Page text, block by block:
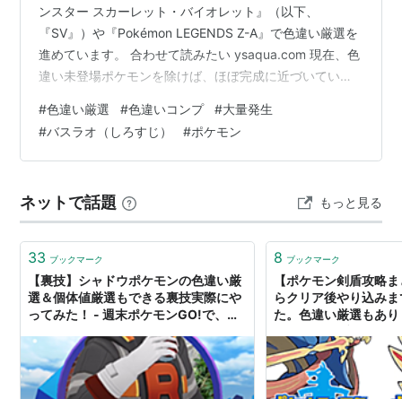
ンスター スカーレット・バイオレット』（以下、
『SV』）や『Pokémon LEGENDS Z-A』で色違い厳選を
進めています。 合わせて読みたい ysaqua.com 現在、色
違い未登場ポケモンを除けば、ほぼ完成に近づいている
の3つです。 その中でも、まずは2027年発売予定の『ウ
インド・ウェーブ』までに「パルデア図鑑」の色違いを
集め切ることを目標に、この1週間は他の趣味を控えめに
は、ずっと後回しにしていたチャデスと、その進化形…
#色違い厳選 #色違いコンプ #大量発生
#バスラオ（しろすじ） #ポケモン
ネットで話題 もっと見る
33 ブックマーク
【裏技】シャドウポケモンの色違い厳
選＆個体値厳選もできる裏技実際にや
ってみた！ - 週末ポケモンGO!で、な
8 ブックマーク
【ポケモン剣盾攻略
らクリア後やり込み
た。色違い厳選もあ